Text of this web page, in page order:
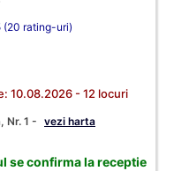
(20 rating-uri)
10.08.2026 - 12 locuri
Nr. 1 - vezi harta
se confirma la receptie